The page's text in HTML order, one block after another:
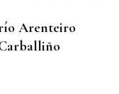
Arenteiro